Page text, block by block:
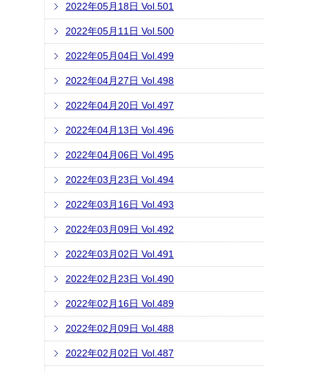
2022年05月18日 Vol.501
2022年05月11日 Vol.500
2022年05月04日 Vol.499
2022年04月27日 Vol.498
2022年04月20日 Vol.497
2022年04月13日 Vol.496
2022年04月06日 Vol.495
2022年03月23日 Vol.494
2022年03月16日 Vol.493
2022年03月09日 Vol.492
2022年03月02日 Vol.491
2022年02月23日 Vol.490
2022年02月16日 Vol.489
2022年02月09日 Vol.488
2022年02月02日 Vol.487